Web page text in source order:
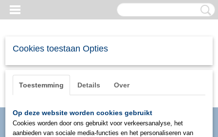
Cookies toestaan Opties
Toestemming Details Over
Op deze website worden cookies gebruikt
Cookies worden door ons gebruikt voor verkeersanalyse, het
aanbieden van sociale media-functies en het personaliseren van